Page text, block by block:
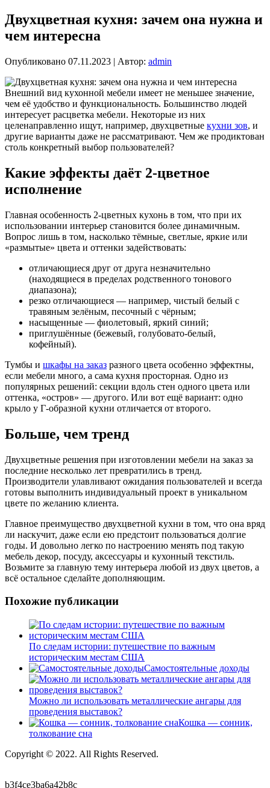
Двухцветная кухня: зачем она нужна и
чем интересна
Опубликовано 07.11.2023 | Автор: admin
Внешний вид кухонной мебели имеет не меньшее значение,
чем её удобство и функциональность. Большинство людей
интересует расцветка мебели. Некоторые из них
целенаправленно ищут, например, двухцветные кухни зов, и
другие варианты даже не рассматривают. Чем же продиктован
столь конкретный выбор пользователей?
Какие эффекты даёт 2-цветное
исполнение
Главная особенность 2-цветных кухонь в том, что при их
использовании интерьер становится более динамичным.
Вопрос лишь в том, насколько тёмные, светлые, яркие или
«размытые» цвета и оттенки задействовать:
отличающиеся друг от друга незначительно
(находящиеся в пределах родственного тонового
диапазона);
резко отличающиеся — например, чистый белый с
травяным зелёным, песочный с чёрным;
насыщенные — фиолетовый, яркий синий;
приглушённые (бежевый, голубовато-белый,
кофейный).
Тумбы и шкафы на заказ разного цвета особенно эффектны,
если мебели много, а сама кухня просторная. Одно из
популярных решений: секции вдоль стен одного цвета или
оттенка, «остров» — другого. Или вот ещё вариант: одно
крыло у Г-образной кухни отличается от второго.
Больше, чем тренд
Двухцветные решения при изготовлении мебели на заказ за
последние несколько лет превратились в тренд.
Производители улавливают ожидания пользователей и всегда
готовы выполнить индивидуальный проект в уникальном
цвете по желанию клиента.
Главное преимущество двухцветной кухни в том, что она вряд
ли наскучит, даже если ею предстоит пользоваться долгие
годы. И довольно легко по настроению менять под такую
мебель декор, посуду, аксессуары и кухонный текстиль.
Возьмите за главную тему интерьера любой из двух цветов, а
всё остальное сделайте дополняющим.
Похожие публикации
По следам истории: путешествие по важным
историческим местам США
Самостоятельные доходы
Можно ли использовать металлические ангары для
проведения выставок?
Кошка — сонник,
толкование сна
Copyright © 2022. All Rights Reserved.
b3f4ce3ba6a42b8c